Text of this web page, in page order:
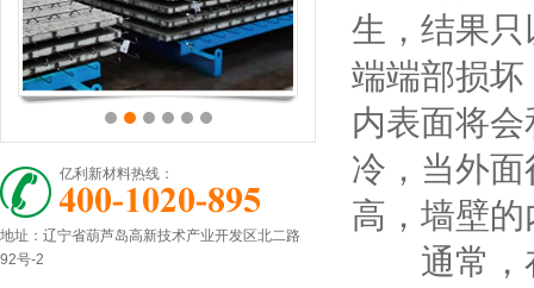
亿利新材料热线：
地址：辽宁省葫芦岛高新技术产业开发区北二路
92号-2
生，结果
端端部损
内表面将
冷，当外
高，墙壁
通常，在